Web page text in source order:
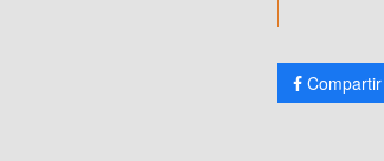
Compartir